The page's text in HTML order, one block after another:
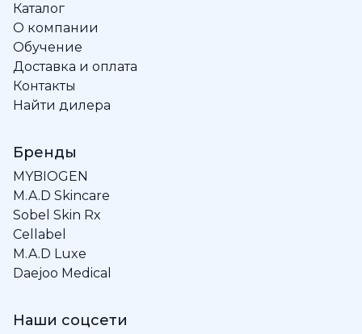
Каталог
О компании
Обучение
Доставка и оплата
Контакты
Найти дилера
Бренды
MYBIOGEN
M.A.D Skincare
Sobel Skin Rx
Cellabel
M.A.D Luxe
Daejoo Medical
Наши соцсети